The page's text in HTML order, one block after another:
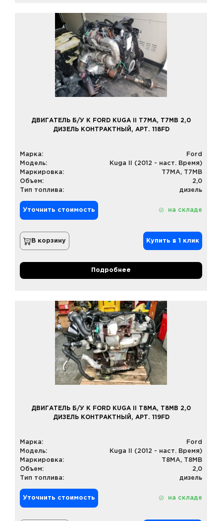
ДВИГАТЕЛЬ Б/У К FORD KUGA II T7MA, T7MB 2,0
ДИЗЕЛЬ КОНТРАКТНЫЙ, АРТ. 118FD
Марка:
Ford
Модель:
Kuga II (2012 - наст. Время)
Маркировка:
T7MA, T7MB
Объем:
2,0
Тип топлива:
дизель
Уточнить стоимость на складе
В корзину Купить в 1 клик
Подробнее
ДВИГАТЕЛЬ Б/У К FORD KUGA II T8MA, T8MB 2,0
ДИЗЕЛЬ КОНТРАКТНЫЙ, АРТ. 119FD
Марка:
Ford
Модель:
Kuga II (2012 - наст. Время)
Маркировка:
T8MA, T8MB
Объем:
2,0
Тип топлива:
дизель
Уточнить стоимость на складе